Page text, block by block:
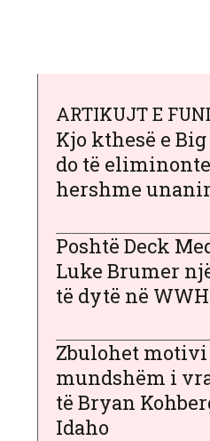
ARTIKUJT E
Kjo kthesë e
do të
hershme
Poshtë Deck
Luke Brumer
të dytë në
Zbulohet
mundshëm i
të Bryan
Idaho